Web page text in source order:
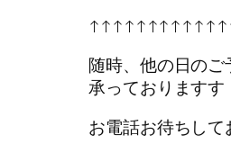
随時、他の日のご
承っておりますす
お電話お待ちして